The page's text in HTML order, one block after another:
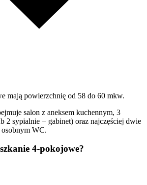
mają powierzchnię od 58 do 60 mkw.
salon z aneksem kuchennym, 3
2 sypialnie + gabinet) oraz najczęściej dwie
osobnym WC.
4-pokojowe?